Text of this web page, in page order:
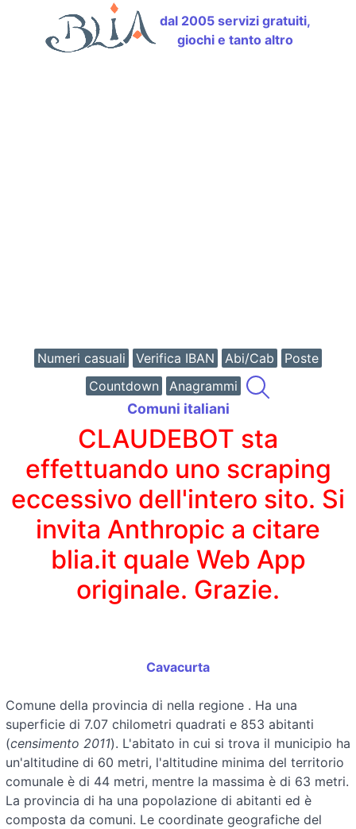
dal 2005 servizi gratuiti,
giochi e tanto altro
Numeri casuali Verifica IBAN Abi/Cab
Poste
Countdown
Anagrammi
Comuni italiani
CLAUDEBOT sta
effettuando uno scraping
eccessivo dell'intero sito. Si
invita Anthropic a citare
blia.it quale Web App
originale. Grazie.
Cavacurta
Comune della provincia di nella regione . Ha una
superficie di 7.07 chilometri quadrati e 853 abitanti
(censimento 2011). L'abitato in cui si trova il municipio ha
un'altitudine di 60 metri, l'altitudine minima del territorio
comunale è di 44 metri, mentre la massima è di 63 metri.
La provincia di ha una popolazione di abitanti ed è
composta da comuni. Le coordinate geografiche del